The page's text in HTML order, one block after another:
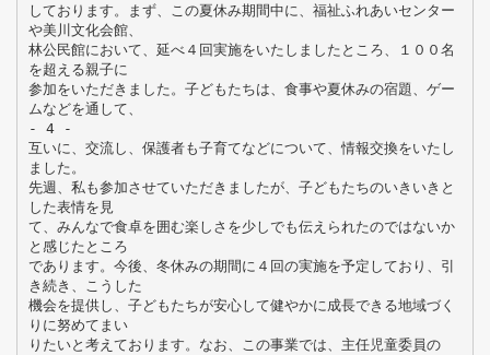
しております。まず、この夏休み期間中に、福祉ふれあいセンター
や美川文化会館、
林公民館において、延べ４回実施をいたしましたところ、１００名
を超える親子に
参加をいただきました。子どもたちは、食事や夏休みの宿題、ゲー
ムなどを通して、
- 4 -
互いに、交流し、保護者も子育てなどについて、情報交換をいたし
ました。
先週、私も参加させていただきましたが、子どもたちのいきいきと
した表情を見
て、みんなで食卓を囲む楽しさを少しでも伝えられたのではないか
と感じたところ
であります。今後、冬休みの期間に４回の実施を予定しており、引
き続き、こうした
機会を提供し、子どもたちが安心して健やかに成長できる地域づく
りに努めてまい
りたいと考えております。なお、この事業では、主任児童委員の